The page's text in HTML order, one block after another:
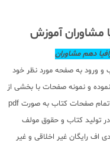
مشاوران آموزش
دهم مشاوران
ورود به صفحه مورد نظر خود
و نمونه صفحات با بخشی از
کتاب را بطور رایگان ملاحظه نمایید. بدیهی است تمام صفحات کتاب به صورت pdf
در تولید کتاب و حقوق مولف
اف رایگان غیر اخلاقی و غیر